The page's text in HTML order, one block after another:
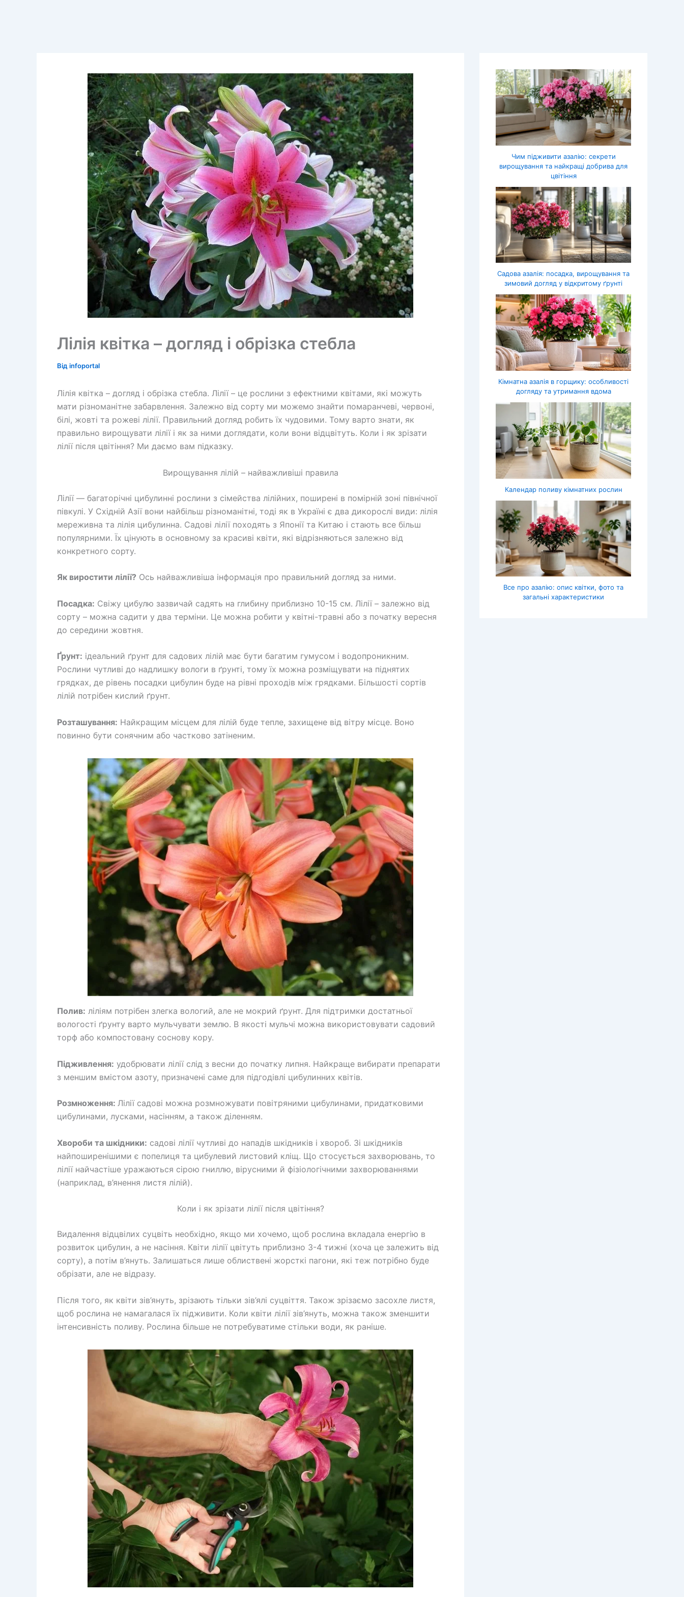
Лілія квітка – догляд і обрізка стебла
Від infoportal
Лілія квітка – догляд і обрізка стебла. Лілії – це рослини з ефектними квітами, які можуть
мати різноманітне забарвлення. Залежно від сорту ми можемо знайти помаранчеві, червоні,
білі, жовті та рожеві лілії. Правильний догляд робить їх чудовими. Тому варто знати, як
правильно вирощувати лілії і як за ними доглядати, коли вони відцвітуть. Коли і як зрізати
лілії після цвітіння? Ми даємо вам підказку.
Вирощування лілій – найважливіші правила
Лілії — багаторічні цибулинні рослини з сімейства лілійних, поширені в помірній зоні північної
півкулі. У Східній Азії вони найбільш різноманітні, тоді як в Україні є два дикорослі види: лілія
мереживна та лілія цибулинна. Садові лілії походять з Японії та Китаю і стають все більш
популярними. Їх цінують в основному за красиві квіти, які відрізняються залежно від
конкретного сорту.
Як виростити лілії? Ось найважливіша інформація про правильний догляд за ними.
Посадка: Свіжу цибулю зазвичай садять на глибину приблизно 10-15 см. Лілії – залежно від
сорту – можна садити у два терміни. Це можна робити у квітні-травні або з початку вересня
до середини жовтня.
Ґрунт: ідеальний ґрунт для садових лілій має бути багатим гумусом і водопроникним.
Рослини чутливі до надлишку вологи в ґрунті, тому їх можна розміщувати на піднятих
грядках, де рівень посадки цибулин буде на рівні проходів між грядками. Більшості сортів
лілій потрібен кислий ґрунт.
Розташування: Найкращим місцем для лілій буде тепле, захищене від вітру місце. Воно
повинно бути сонячним або частково затіненим.
Полив: ліліям потрібен злегка вологий, але не мокрий ґрунт. Для підтримки достатньої
вологості ґрунту варто мульчувати землю. В якості мульчі можна використовувати садовий
торф або компостовану соснову кору.
Підживлення: удобрювати лілії слід з весни до початку липня. Найкраще вибирати препарати
з меншим вмістом азоту, призначені саме для підгодівлі цибулинних квітів.
Розмноження: Лілії садові можна розмножувати повітряними цибулинами, придатковими
цибулинами, лусками, насінням, а також діленням.
Хвороби та шкідники: садові лілії чутливі до нападів шкідників і хвороб. Зі шкідників
найпоширенішими є попелиця та цибулевий листовий кліщ. Що стосується захворювань, то
лілії найчастіше уражаються сірою гниллю, вірусними й фізіологічними захворюваннями
(наприклад, в’янення листя лілій).
Коли і як зрізати лілії після цвітіння?
Видалення відцвілих суцвіть необхідно, якщо ми хочемо, щоб рослина вкладала енергію в
розвиток цибулин, а не насіння. Квіти лілії цвітуть приблизно 3-4 тижні (хоча це залежить від
сорту), а потім в’януть. Залишаться лише облиствені жорсткі пагони, які теж потрібно буде
обрізати, але не відразу.
Після того, як квіти зів’януть, зрізають тільки зів’ялі суцвіття. Також зрізаємо засохле листя,
щоб рослина не намагалася їх підживити. Коли квіти лілії зів’януть, можна також зменшити
інтенсивність поливу. Рослина більше не потребуватиме стільки води, як раніше.
Чим підживити азалію: секрети
вирощування та найкращі добрива для
цвітіння
Садова азалія: посадка, вирощування та
зимовий догляд у відкритому ґрунті
Кімнатна азалія в горщику: особливості
догляду та утримання вдома
Календар поливу кімнатних рослин
Все про азалію: опис квітки, фото та
загальні характеристики